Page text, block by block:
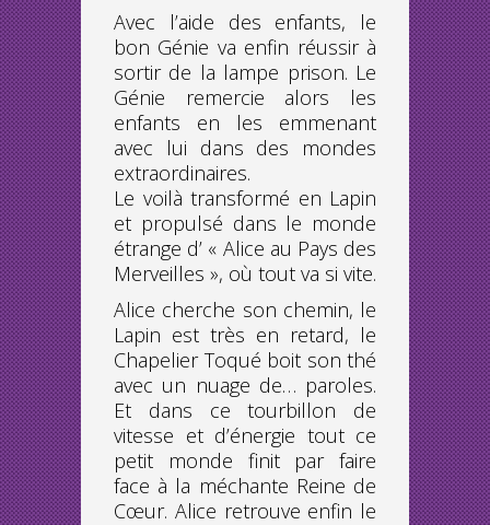
Avec l’aide des enfants, le
bon Génie va enfin réussir à
sortir de la lampe prison. Le
Génie remercie alors les
enfants en les emmenant
avec lui dans des mondes
extraordinaires.
Le voilà transformé en Lapin
et propulsé dans le monde
étrange d’ « Alice au Pays des
Merveilles », où tout va si vite.
Alice cherche son chemin, le
Lapin est très en retard, le
Chapelier Toqué boit son thé
avec un nuage de… paroles.
Et dans ce tourbillon de
vitesse et d’énergie tout ce
petit monde finit par faire
face à la méchante Reine de
Cœur. Alice retrouve enfin le